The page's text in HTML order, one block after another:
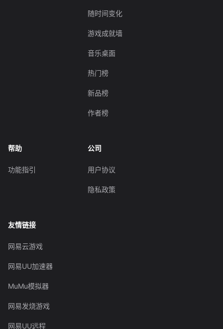
随时间变化
游戏成就墙
音乐桌面
热门榜
新品榜
作者榜
帮助
功能指引
公司
用户协议
隐私政策
友情链接
网易云游戏
网易UU加速器
MuMu模拟器
网易发烧游戏
网易UU远程